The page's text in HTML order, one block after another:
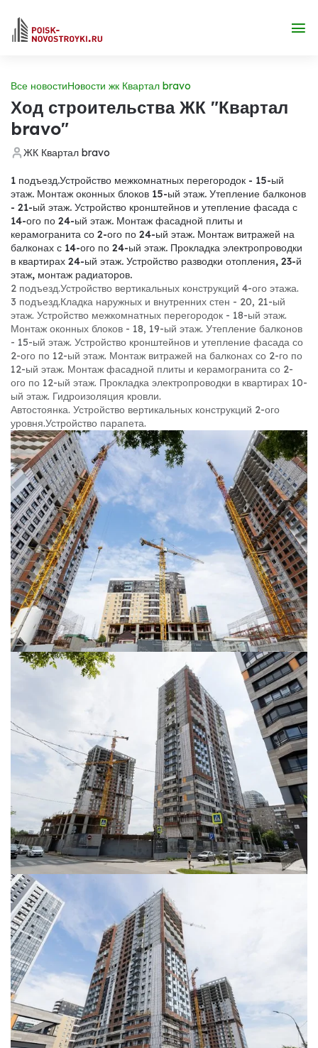
Все новостиНовости жк Квартал bravo
Ход строительства ЖК "Квартал
bravo"
ЖК Квартал bravo
1 подъезд.Устройство межкомнатных перегородок - 15-ый
этаж. Монтаж оконных блоков 15-ый этаж. Утепление балконов
- 21-ый этаж. Устройство кронштейнов и утепление фасада с
14-ого по 24-ый этаж. Монтаж фасадной плиты и
керамогранита со 2-ого по 24-ый этаж. Монтаж витражей на
балконах с 14-ого по 24-ый этаж. Прокладка электропроводки
в квартирах 24-ый этаж. Устройство разводки отопления, 23-й
этаж, монтаж радиаторов.
2 подъезд.Устройство вертикальных конструкций 4-ого этажа.
3 подъезд.Кладка наружных и внутренних стен - 20, 21-ый
этаж. Устройство межкомнатных перегородок - 18-ый этаж.
Монтаж оконных блоков - 18, 19-ый этаж. Утепление балконов
- 15-ый этаж. Устройство кронштейнов и утепление фасада со
2-ого по 12-ый этаж. Монтаж витражей на балконах со 2-го по
12-ый этаж. Монтаж фасадной плиты и керамогранита со 2-
ого по 12-ый этаж. Прокладка электропроводки в квартирах 10-
ый этаж. Гидроизоляция кровли.
Автостоянка. Устройство вертикальных конструкций 2-ого
уровня.Устройство парапета.